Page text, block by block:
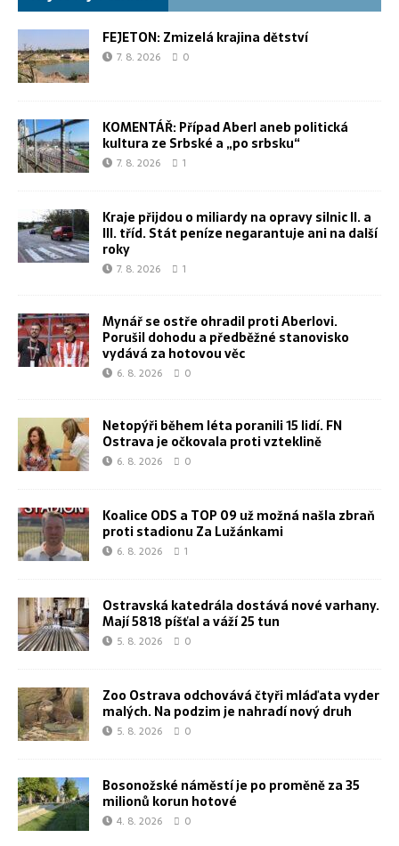
FEJETON: Zmizelá krajina dětství
7. 8. 2026 0
KOMENTÁŘ: Případ Aberl aneb politická
kultura ze Srbské a „po srbsku“
7. 8. 2026 1
Kraje přijdou o miliardy na opravy silnic II. a
III. tříd. Stát peníze negarantuje ani na další
roky
7. 8. 2026 1
Mynář se ostře ohradil proti Aberlovi.
Porušil dohodu a předběžné stanovisko
vydává za hotovou věc
6. 8. 2026 0
Netopýři během léta poranili 15 lidí. FN
Ostrava je očkovala proti vzteklině
6. 8. 2026 0
Koalice ODS a TOP 09 už možná našla zbraň
proti stadionu Za Lužánkami
6. 8. 2026 1
Ostravská katedrála dostává nové varhany.
Mají 5818 píšťal a váží 25 tun
5. 8. 2026 0
Zoo Ostrava odchovává čtyři mláďata vyder
malých. Na podzim je nahradí nový druh
5. 8. 2026 0
Bosonožské náměstí je po proměně za 35
milionů korun hotové
4. 8. 2026 0